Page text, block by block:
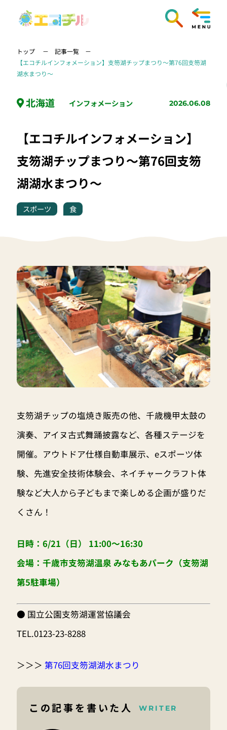
トップ
記事一覧
【エコチルインフォメーション】支笏湖チップまつり～第76回支笏湖
湖水まつり～
北海道 インフォメーション 2026.06.08
【エコチルインフォメーション】
支笏湖チップまつり～第76回支笏
湖湖水まつり～
スポーツ 食
支笏湖チップの塩焼き販売の他、千歳機甲太鼓の
演奏、アイヌ古式舞踊披露など、各種ステージを
開催。アウトドア仕様自動車展示、eスポーツ体
験、先進安全技術体験会、ネイチャークラフト体
験など大人から子どもまで楽しめる企画が盛りだ
くさん！
日時：6/21（日） 11:00～16:30
会場：千歳市支笏湖温泉 みなもあパーク（支笏湖
第5駐車場）
● 国立公園支笏湖運営協議会
TEL.0123-23-8288
＞＞＞ 第76回支笏湖湖水まつり
この記事を書いた人 WRITER